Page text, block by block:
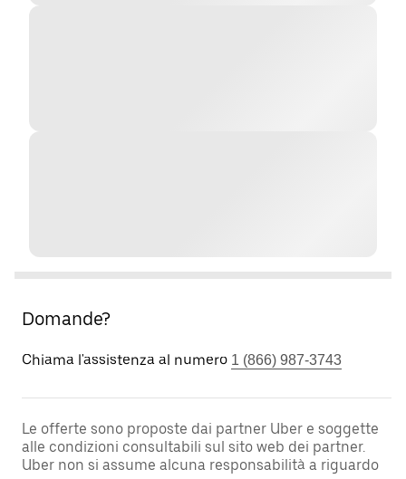
Domande?
Chiama l'assistenza al numero 1 (866) 987-3743
Le offerte sono proposte dai partner Uber e soggette
alle condizioni consultabili sul sito web dei partner.
Uber non si assume alcuna responsabilità a riguardo